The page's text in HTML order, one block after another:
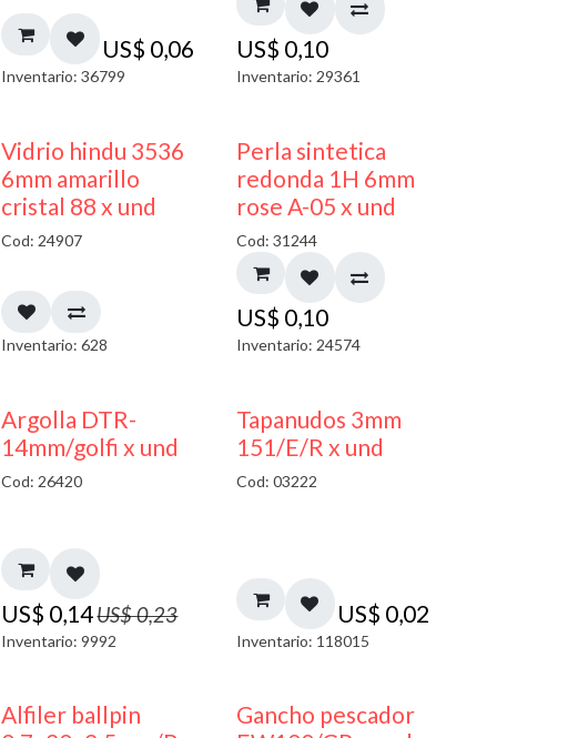
US$ 0,06
Inventario: 36799
US$ 0,10
Inventario: 29361
Vidrio hindu 3536
6mm amarillo
cristal 88 x und
Cod: 24907
Inventario: 628
Perla sintetica
redonda 1H 6mm
rose A-05 x und
Cod: 31244
US$ 0,10
Inventario: 24574
40% DESCUENTO
Argolla DTR-
14mm/golfi x und
Cod: 26420
US$ 0,14US$0,23
Inventario: 9992
Tapanudos 3mm
151/E/R x und
Cod: 03222
US$ 0,02
Inventario: 118015
Alfiler ballpin
Gancho pescador